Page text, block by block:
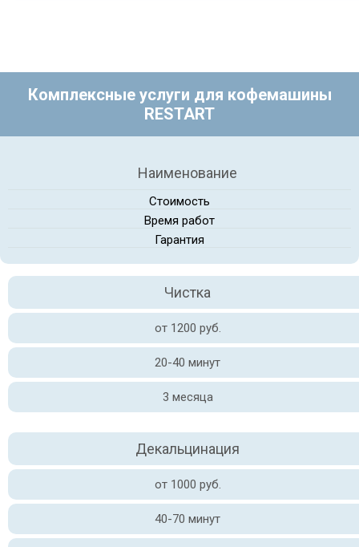
Комплексные услуги для кофемашины
RESTART
Наименование
Стоимость
Время работ
Гарантия
Чистка
от 1200 руб.
20-40 минут
3 месяца
Декальцинация
от 1000 руб.
40-70 минут